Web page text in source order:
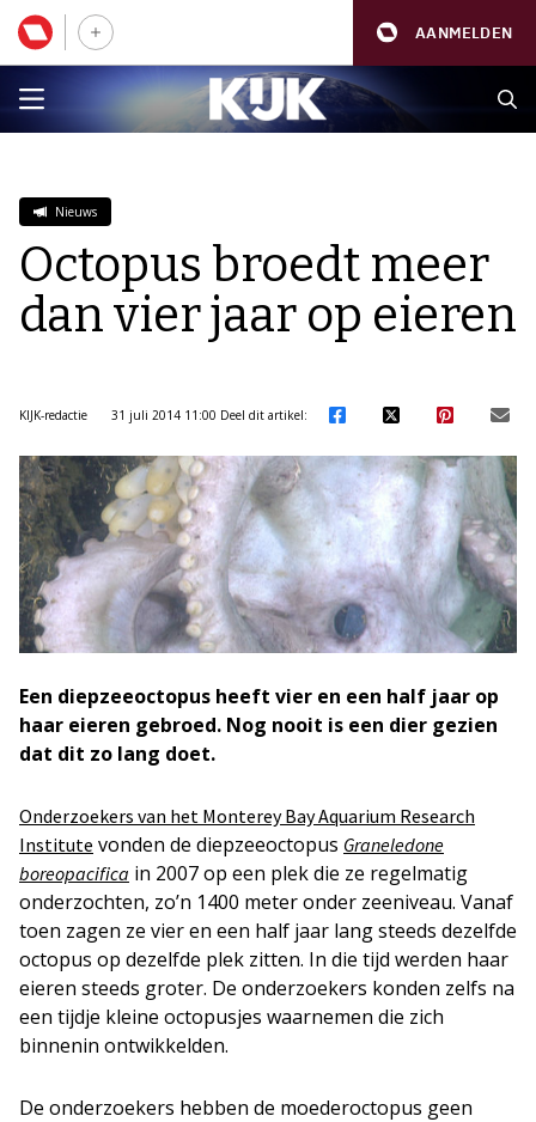
AANMELDEN
Nieuws
Octopus broedt meer
dan vier jaar op eieren
KIJK-redactie 31 juli 2014 11:00 Deel dit artikel:
Een diepzeeoctopus heeft vier en een half jaar op
haar eieren gebroed. Nog nooit is een dier gezien
dat dit zo lang doet.
Onderzoekers van het Monterey Bay Aquarium Research
Institute vonden de diepzeeoctopus Graneledone
boreopacifica in 2007 op een plek die ze regelmatig
onderzochten, zo’n 1400 meter onder zeeniveau. Vanaf
toen zagen ze vier en een half jaar lang steeds dezelfde
octopus op dezelfde plek zitten. In die tijd werden haar
eieren steeds groter. De onderzoekers konden zelfs na
een tijdje kleine octopusjes waarnemen die zich
binnenin ontwikkelden.
De onderzoekers hebben de moederoctopus geen